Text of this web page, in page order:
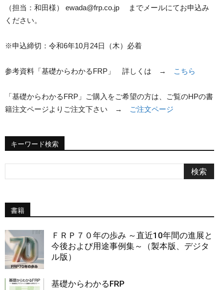
（担当：和田様） ewada@frp.co.jp までメールにてお申込み
ください。
※申込締切：令和6年10月24日（木）必着
参考資料「基礎からわかるFRP」 詳しくは → こちら
「基礎からわかるFRP」ご購入をご希望の方は、ご覧のHPの書
籍注文ページよりご注文下さい →
ご注文ページ
キーワード検索
書籍
ＦＲＰ７０年の歩み ～直近10年間の進展と
今後および用途事例集～（製本版、デジタ
ル版）
基礎からわかるFRP